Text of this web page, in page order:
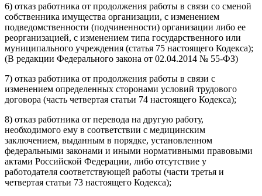
6) отказ работника от продолжения работы в связи со сменой
собственника имущества организации, с изменением
подведомственности (подчиненности) организации либо ее
реорганизацией, с изменением типа государственного или
муниципального учреждения (статья 75 настоящего Кодекса);
(В редакции Федерального закона от 02.04.2014 № 55-ФЗ)
7) отказ работника от продолжения работы в связи с
изменением определенных сторонами условий трудового
договора (часть четвертая статьи 74 настоящего Кодекса);
8) отказ работника от перевода на другую работу,
необходимого ему в соответствии с медицинским
заключением, выданным в порядке, установленном
федеральными законами и иными нормативными правовыми
актами Российской Федерации, либо отсутствие у
работодателя соответствующей работы (части третья и
четвертая статьи 73 настоящего Кодекса);